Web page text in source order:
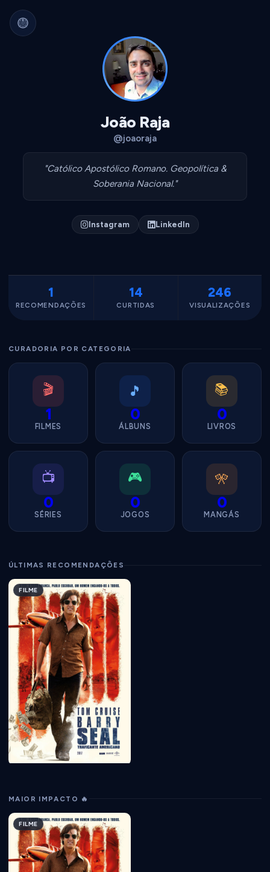
Arquivo Cultural Permanente
Filmes, álbuns, livros e
séries guardados para sempre.
Sua curadoria pode
migrar para qualquer plataforma.
Exportável, interoperável,
João Raja
@joaoraja
"Católico Apostólico Romano. Geopolítica &
Soberania Nacional."
Instagram LinkedIn
1
RECOMENDAÇÕES
14
CURTIDAS
246
VISUALIZAÇÕES
CURADORIA POR CATEGORIA
🎬
1
FILMES
🎵
0
ÁLBUNS
📚
0
LIVROS
📺
0
SÉRIES
🎮
0
JOGOS
🎌
0
MANGÁS
ÚLTIMAS RECOMENDAÇÕES
FILME
MAIOR IMPACTO 🔥
FILME